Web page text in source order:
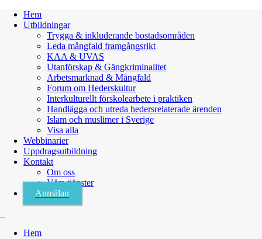
Hem
Utbildningar
Trygga & inkluderande bostadsområden
Leda mångfald framgångsrikt
KAA & UVAS
Utanförskap & Gängkriminalitet
Arbetsmarknad & Mångfald
Forum om Hederskultur
Interkulturellt förskolearbete i praktiken
Handlägga och utreda hedersrelaterade ärenden
Islam och muslimer i Sverige
Visa alla
Webbinarier
Uppdragsutbildning
Kontakt
Om oss
Våra tjänster
Anmälan
Hem